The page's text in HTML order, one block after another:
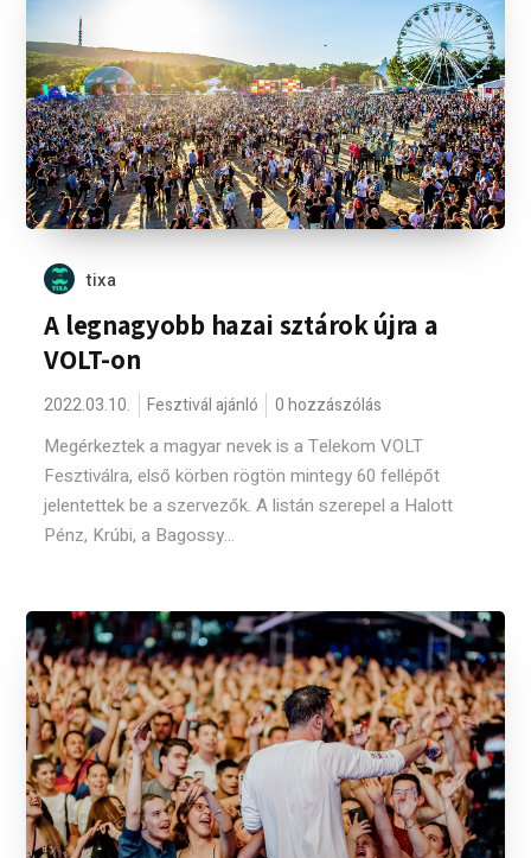
tixa
A legnagyobb hazai sztárok újra a
VOLT-on
2022.03.10. Fesztivál ajánló 0 hozzászólás
Megérkeztek a magyar nevek is a Telekom VOLT
Fesztiválra, első körben rögtön mintegy 60 fellépőt
jelentettek be a szervezők. A listán szerepel a Halott
Pénz, Krúbi, a Bagossy...